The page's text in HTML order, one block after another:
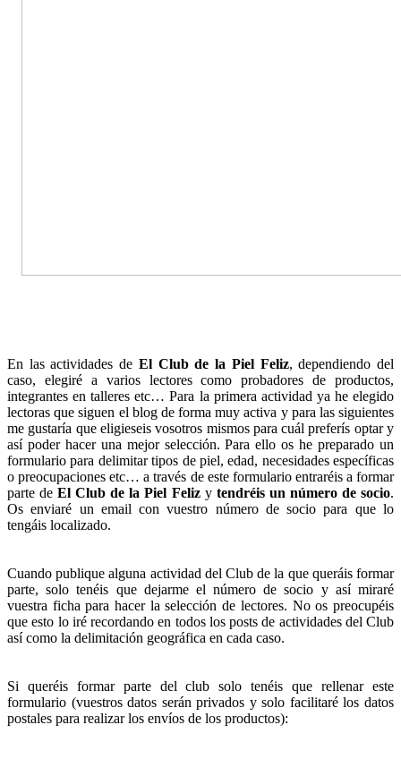
En las actividades de El Club de la Piel Feliz, dependiendo del
caso, elegiré a varios lectores como probadores de productos,
integrantes en talleres etc… Para la primera actividad ya he elegido
lectoras que siguen el blog de forma muy activa y para las siguientes
me gustaría que eligieseis vosotros mismos para cuál preferís optar y
así poder hacer una mejor selección. Para ello os he preparado un
formulario para delimitar tipos de piel, edad, necesidades específicas
o preocupaciones etc… a través de este formulario entraréis a formar
parte deEl Club de la Piel Feliz y tendréis un número de socio.
Os enviaré un email con vuestro número de socio para que lo
tengáis localizado.
Cuando publique alguna actividad del Club de la que queráis formar
parte, solo tenéis que dejarme el número de socio y así miraré
vuestra ficha para hacer la selección de lectores. No os preocupéis
que esto lo iré recordando en todos los posts de actividades del Club
así como la delimitación geográfica en cada caso.
Si queréis formar parte del club solo tenéis que rellenar este
formulario (vuestros datos serán privados y solo facilitaré los datos
postales para realizar los envíos de los productos):